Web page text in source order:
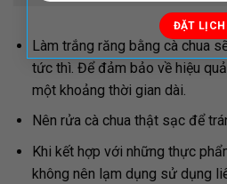
Làm trắng răng bằng cà chua
tức thì. Để đảm bảo về hiệu
một khoảng thời gian dài.
Nên rửa cà chua thật sạc để
Khi kết hợp với những thực
không nên lạm dụng sử dụng